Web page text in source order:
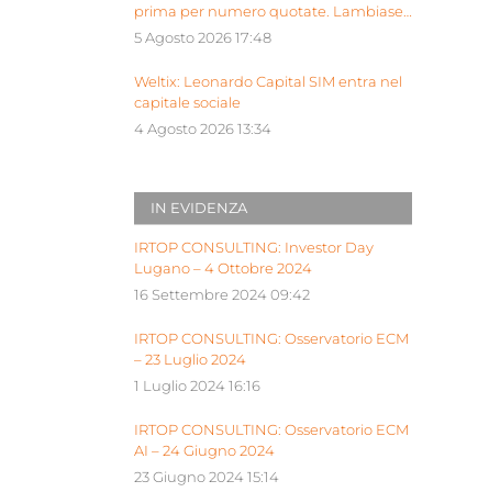
prima per numero quotate. Lambiase:
“Milano piattaforma europea Siu”
5 Agosto 2026 17:48
Weltix: Leonardo Capital SIM entra nel
capitale sociale
4 Agosto 2026 13:34
IN EVIDENZA
IRTOP CONSULTING: Investor Day
Lugano – 4 Ottobre 2024
16 Settembre 2024 09:42
IRTOP CONSULTING: Osservatorio ECM
– 23 Luglio 2024
1 Luglio 2024 16:16
IRTOP CONSULTING: Osservatorio ECM
AI – 24 Giugno 2024
23 Giugno 2024 15:14